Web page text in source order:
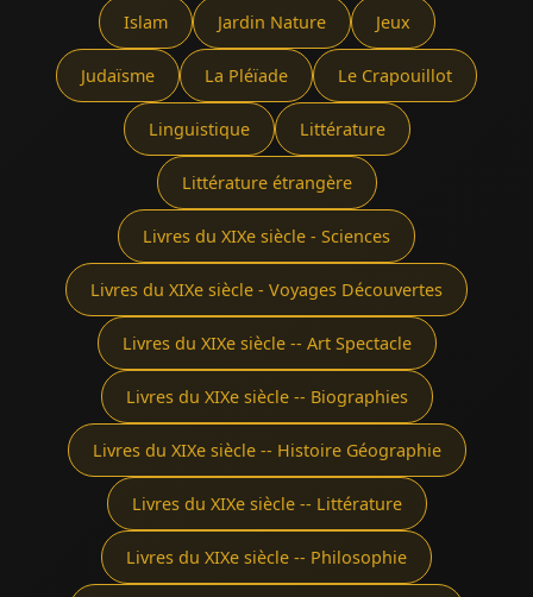
Islam Jardin Nature Jeux
Judaïsme La Pléïade Le Crapouillot
Linguistique Littérature
Littérature étrangère
Livres du XIXe siècle - Sciences
Livres du XIXe siècle - Voyages Découvertes
Livres du XIXe siècle -- Art Spectacle
Livres du XIXe siècle -- Biographies
Livres du XIXe siècle -- Histoire Géographie
Livres du XIXe siècle -- Littérature
Livres du XIXe siècle -- Philosophie